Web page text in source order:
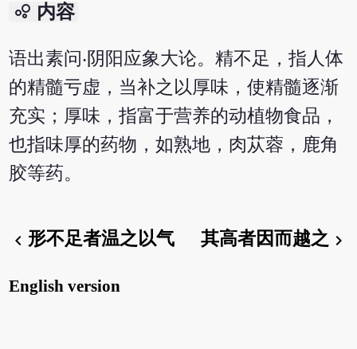
bubble_chart 内容
语出素问‧阴阳应象大论。精不足，指人体
的精髓亏虚，当补之以厚味，使精髓逐渐
充实；厚味，指富于营养的动植物食品，
也指味厚的药物，如熟地，肉苁蓉，鹿角
胶等药。
chevron_left形不足者温之以气 其高者因而越之chevron_right
English version